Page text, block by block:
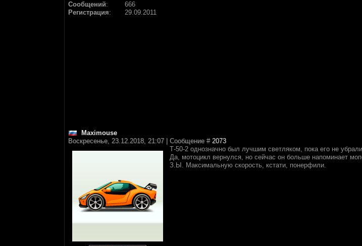
Сообщений:
666
Регистрация: 29.09.2011
Maximouse
Воскресенье, 23.12.2018, 21:07 | Сообщение # 2073
Т-50-2 однозначно был лучшим светляком, пока его не
Да, мотоцикл вернулся, но сейчас он больше напоминает
З.Ы. Максимальную скорость, кстати, понерфили.